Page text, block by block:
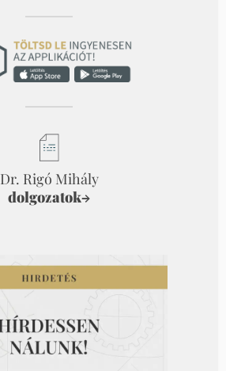
Dr. Rigó Mihály
dolgozatok→